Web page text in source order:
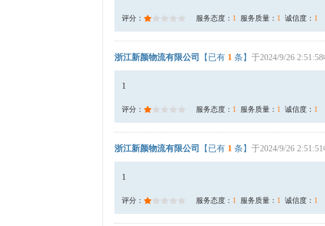
评分： 服务态度： 1 服务质量： 1 诚信度： 1
浙江新颜物流有限公司 【已有 1 条】 于2024/9/26 2:51:58
1
评分： 服务态度： 1 服务质量： 1 诚信度： 1
浙江新颜物流有限公司 【已有 1 条】 于2024/9/26 2:51:51
1
评分： 服务态度： 1 服务质量： 1 诚信度： 1